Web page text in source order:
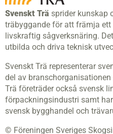
Svenskt Trä sprider kunskap
träbyggande för att främja
livskraftig sågverksnäring.
utbilda och driva teknisk
Svenskt Trä representerar
del av
Trä företräder också svensk
förpackningsindustri samt
svensk bygghandel och
© Föreningen Sveriges